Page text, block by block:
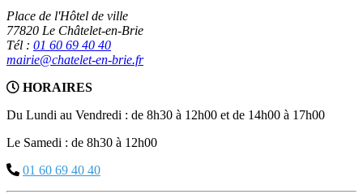
Place de l'Hôtel de ville
77820 Le Châtelet-en-Brie
Tél : 01 60 69 40 40
mairie@chatelet-en-brie.fr
HORAIRES
Du Lundi au Vendredi : de 8h30 à 12h00 et de 14h00 à 17h00
Le Samedi : de 8h30 à 12h00
01 60 69 40 40